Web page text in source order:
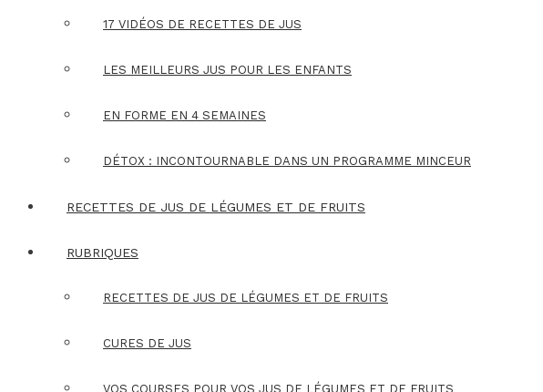
17 VIDÉOS DE RECETTES DE JUS
LES MEILLEURS JUS POUR LES ENFANTS
EN FORME EN 4 SEMAINES
DÉTOX : INCONTOURNABLE DANS UN PROGRAMME MINCEUR
RECETTES DE JUS DE LÉGUMES ET DE FRUITS
RUBRIQUES
RECETTES DE JUS DE LÉGUMES ET DE FRUITS
CURES DE JUS
VOS COURSES POUR VOS JUS DE LÉGUMES ET DE FRUITS